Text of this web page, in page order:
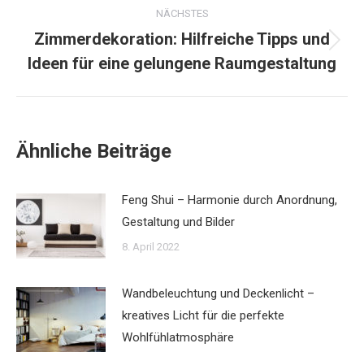
NÄCHSTES
Nächster
Beitrag:
Zimmerdekoration: Hilfreiche Tipps und
Ideen für eine gelungene Raumgestaltung
Ähnliche Beiträge
Feng Shui – Harmonie durch Anordnung,
Gestaltung und Bilder
8. April 2022
Wandbeleuchtung und Deckenlicht –
kreatives Licht für die perfekte
Wohlfühlatmosphäre